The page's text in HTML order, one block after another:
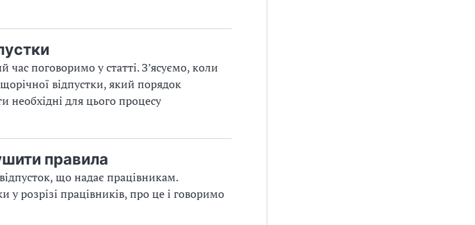
час поговоримо у статті. З’ясуємо, коли
відпустки, який порядок
необхідні для цього процесу
правила
що надає працівникам.
у розрізі працівників, про це і говоримо